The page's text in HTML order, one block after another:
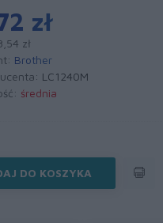
zł
zł
Brother
LC1240M
średnia
DO KOSZYKA